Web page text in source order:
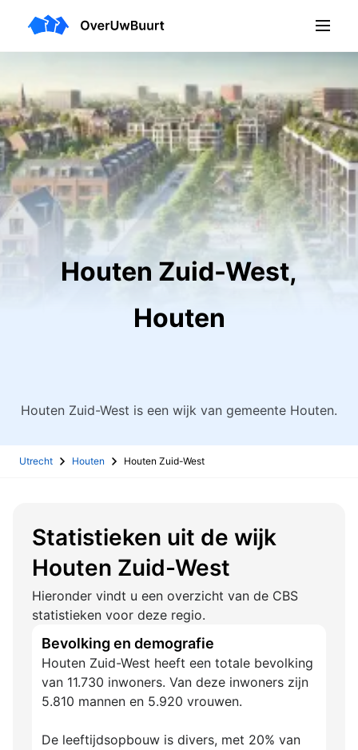
Houten Zuid-West,
Houten
Houten Zuid-West is een wijk van gemeente Houten.
Utrecht Houten Houten Zuid-West
Statistieken uit de wijk
Houten Zuid-West
Hieronder vindt u een overzicht van de CBS
statistieken voor deze regio.
Bevolking en demografie
Houten Zuid-West heeft een totale bevolking
van 11.730 inwoners. Van deze inwoners zijn
5.810 mannen en 5.920 vrouwen.
De leeftijdsopbouw is divers, met 20% van